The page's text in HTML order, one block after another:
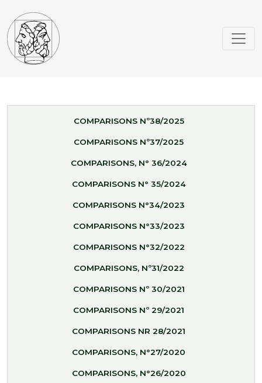
COMPARISONS Nº38/2025
COMPARISONS Nº37/2025
COMPARISONS, N° 36/2024
COMPARISONS N° 35/2024
COMPARISONS N°34/2023
COMPARISONS N°33/2023
COMPARISONS N°32/2022
COMPARISONS, Nº31/2022
COMPARISONS Nº 30/2021
COMPARISONS Nº 29/2021
COMPARISONS NR 28/2021
COMPARISONS, N°27/2020
COMPARISONS, N°26/2020